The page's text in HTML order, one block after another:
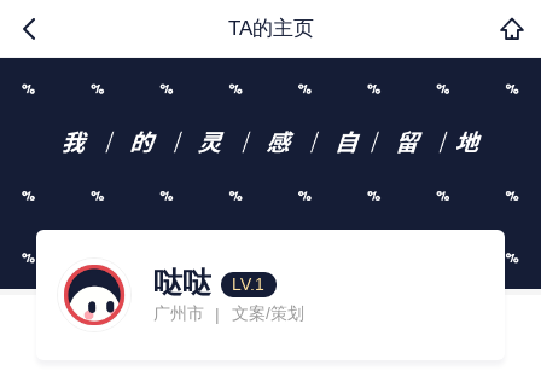
TA的主页
哒哒
LV.1
广州市
| 文案/策划